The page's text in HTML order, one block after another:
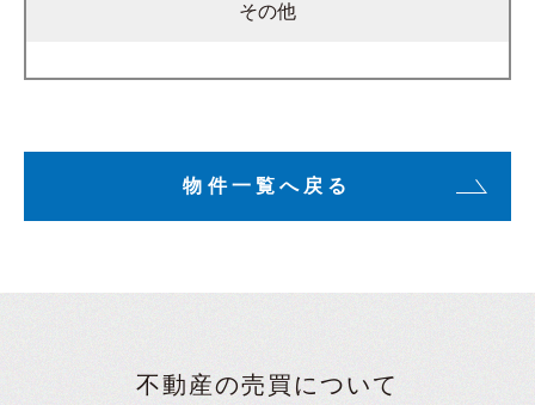
その他
物件一覧へ戻る
不動産の売買について